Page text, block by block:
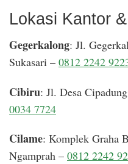
Lokasi Kantor
Gegerkalong: Jl.
Sukasari – 0812 2242
Cibiru: Jl. Desa
0034 7724
Cilame: Komplek Graha
Ngamprah – 0812 2242